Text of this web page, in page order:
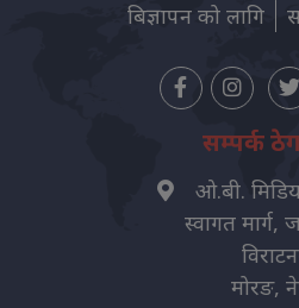
बिज्ञापन को लागि
सम्पर्क
ओ.बी.
स्वागत मार्ग,
मोरङ,